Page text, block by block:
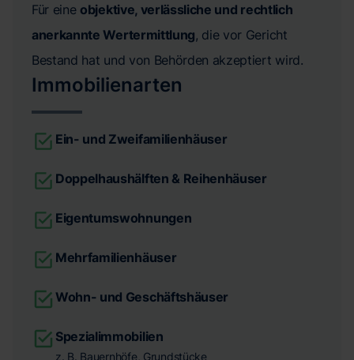
Für eine objektive, verlässliche und rechtlich
anerkannte Wertermittlung, die vor Gericht
Bestand hat und von Behörden akzeptiert wird.
Immobilienarten
Ein- und Zweifamilienhäuser
Doppelhaushälften & Reihenhäuser
Eigentumswohnungen
Mehrfamilienhäuser
Wohn- und Geschäftshäuser
Spezialimmobilien
z. B. Bauernhöfe, Grundstücke